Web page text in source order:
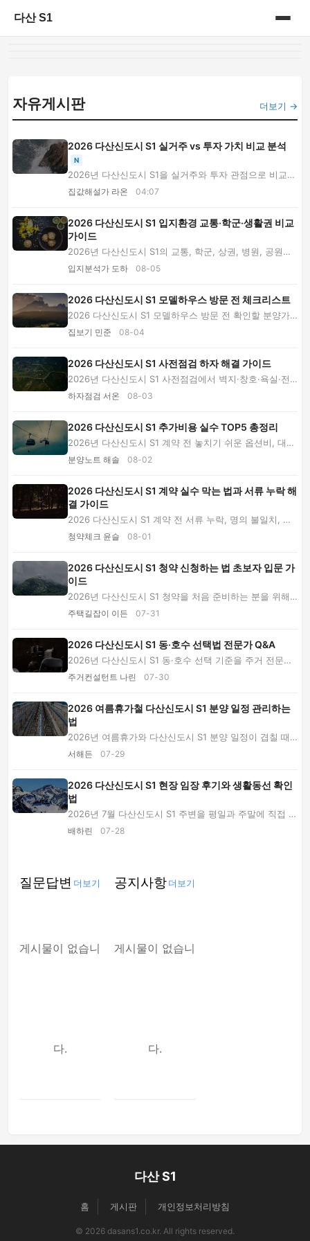
다산 S1
자유게시판
2026 다산신도시 S1 실거주 vs 투자 가치 비교 분석
N
2026년 다산신도시 S1을 실거주와 투자 관점으로 비교합
니다. 분양가와 자금 계획, 평면, 동·호수, 환금...
집값해설가 라온 04:07
2026 다산신도시 S1 입지환경 교통·학군·생활권 비교
가이드
2026년 다산신도시 S1의 교통, 학군, 상권, 병원, 공원과
분양가 적정성을 주거입지 전문가 Q&A로 분석...
입지분석가 도하 08-05
2026 다산신도시 S1 모델하우스 방문 전 체크리스트
2026 다산신도시 S1 모델하우스 방문 전 확인할 분양가,
기본 제공품, 유상옵션, 입지, 생활동선과 자금...
집보기 민준 08-04
2026 다산신도시 S1 사전점검 하자 해결 가이드
2026년 다산신도시 S1 사전점검에서 벽지·창호·욕실·전
기·스마트홈 하자를 찾고 정확히 접수하는 방법을...
하자점검 서온 08-03
2026 다산신도시 S1 추가비용 실수 TOP5 총정리
2026년 다산신도시 S1 계약 전 놓치기 쉬운 옵션비, 대출
이자, 취득세, 등기·이사비와 생활권 비용을 실...
분양노트 해솔 08-02
2026 다산신도시 S1 계약 실수 막는 법과 서류 누락 해
결 가이드
2026 다산신도시 S1 계약 전 서류 누락, 명의 불일치, 계
약금 이체 실패와 자금계획 오류를 예방하는 단...
청약체크 윤슬 08-01
2026 다산신도시 S1 청약 신청하는 법 초보자 입문 가
이드
2026년 다산신도시 S1 청약을 처음 준비하는 분을 위해
모집공고 읽는 법, 공급 유형, 신청 절차, 분양...
주택길잡이 이든 07-31
2026 다산신도시 S1 동·호수 선택법 전문가 Q&A
2026년 다산신도시 S1 동·호수 선택 기준을 주거 전문가
Q&A로 설명합니다. 일조·소음·조망·사생활·이동...
주거컨설턴트 나린 07-30
2026 여름휴가철 다산신도시 S1 분양 일정 관리하는
법
2026년 여름휴가와 다산신도시 S1 분양 일정이 겹칠 때
필요한 청약 알림, 모델하우스 폭염 방문, 인증...
서해든 07-29
2026 다산신도시 S1 현장 임장 후기와 생활동선 확인
법
2026년 7월 다산신도시 S1 주변을 평일과 주말에 직접 걸
어본 후기입니다. 출퇴근·장보기·통학·소음 동...
배하린 07-28
더보기 →
질문답변
게시물이 없습니
다.
더보기 공지사항
게시물이 없습니
다.
더보기
다산 S1
홈 게시판 개인정보처리방침
© 2026 dasans1.co.kr. All rights reserved.